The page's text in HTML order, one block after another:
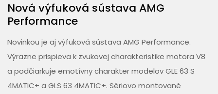
Nová výfuková sústava AMG
Performance
Novinkou je aj výfuková sústava AMG Performance.
Výrazne prispieva k zvukovej charakteristike motora V8
a podčiarkuje emotívny charakter modelov GLE 63 S
4MATIC+ a GLS 63 4MATIC+. Sériovo montované